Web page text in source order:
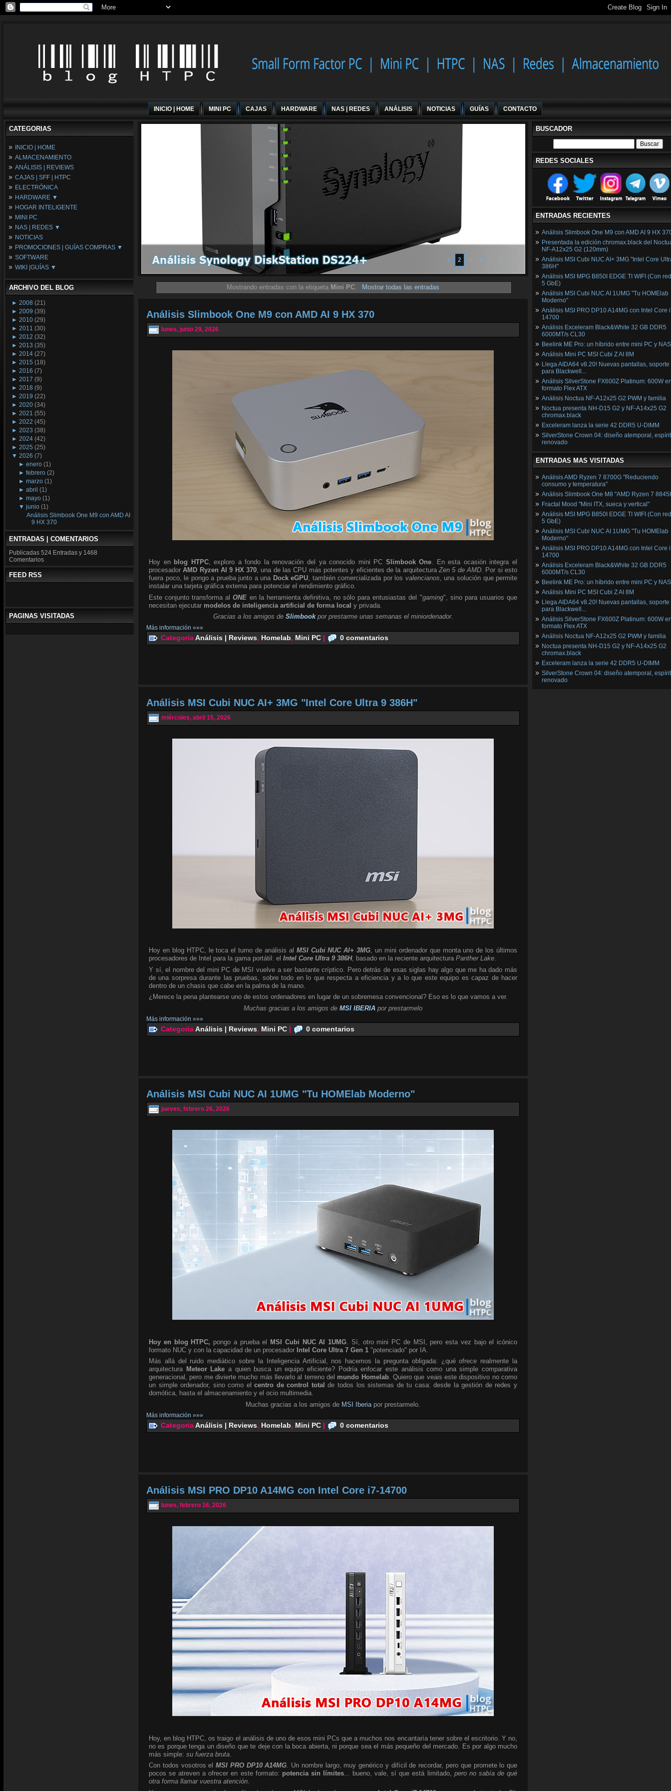
INICIO | HOME MINI PC CAJAS HARDWARE NAS | REDES ANÁLISIS NOTICIAS GUÍAS CONTACTO
CATEGORIAS
INICIO | HOME
ALMACENAMIENTO
ANÁLISIS | REVIEWS
CAJAS | SFF | HTPC
ELECTRÓNICA
HARDWARE ▼
Fuentes de Alimentación
Memória RAM
Placas Base
Procesadores
Periféricos
Refrigeración
Tarjetas Gráficas
HOGAR INTELIGENTE
MINI PC
NAS | REDES ▼
NAS
Espacio Synology
Redes
NOTICIAS
PROMOCIONES | GUÍAS COMPRAS ▼
Configuraciones Ordenadores
Guías de Compras
SOFTWARE
WIKI |GUÍAS ▼
Wikipedia
ARCHIVO DEL BLOG
► 2008 (21)
► 2009 (39)
► 2010 (29)
► 2011 (30)
► 2012 (32)
► 2013 (35)
► 2014 (27)
► 2015 (18)
► 2016 (7)
► 2017 (9)
► 2018 (9)
► 2019 (22)
► 2020 (34)
► 2021 (55)
► 2022 (45)
► 2023 (38)
► 2024 (42)
► 2025 (25)
▼ 2026 (7)
►enero (1)
►febrero (2)
►marzo (1)
►abril (1)
►mayo (1)
▼junio (1)
Análisis Slimbook One M9 con AMD AI
9 HX 370
ENTRADAS | COMENTARIOS
Publicadas 524 Entradas y 1468
Comentarios
FEED RSS
PAGINAS VISITADAS
1 2 3 4 5 6 7 8
Mostrando entradas con la etiqueta Mini PC Mostrar todas las entradas
Análisis Slimbook One M9 con AMD AI 9 HX 370
lunes, junio 29, 2026
Hoy en blog HTPC, exploro a fondo la renovación del ya conocido mini PC Slimbook One. En esta ocasión integra el
procesadorAMD Ryzen AI 9 HX 370, una de las CPU más potentes y eficientes de la arquitecturaZen 5 de AMD. Por si esto
fuera poco, le pongo a prueba junto a una Dock eGPU, también comercializada por los valencianos, una solución que permite
instalar una tarjeta gráfica externa para potenciar el rendimiento gráfico.
Este conjunto transforma alONE en la herramienta definitiva, no sólo para entusiastas del "gaming", sino para usuarios que
necesitan ejecutar modelos de inteligencia artificial de forma local y privada.
Gracias a los amigos de Slimbook por prestarme unas semanas el miniordenador.
Más información »»»
CategoriaAnálisis | Reviews, Homelab, Mini PC | 0 comentarios
Análisis MSI Cubi NUC AI+ 3MG "Intel Core Ultra 9 386H"
miércoles, abril 15, 2026
Hoy en blog HTPC, le toca el turno de análisis al MSI Cubi NUC AI+ 3MG, un mini ordenador que monta uno de los últimos
procesadores de Intel para la gama portátil: el Intel Core Ultra 9 386H, basado en la reciente arquitectura Panther Lake.
Y sí, el nombre del mini PC de MSI vuelve a ser bastante críptico. Pero detrás de esas siglas hay algo que me ha dado más
de una sorpresa durante las pruebas, sobre todo en lo que respecta a eficiencia y a lo que este equipo es capaz de hacer
dentro de un chasis que cabe en la palma de la mano.
¿Merece la pena plantearse uno de estos ordenadores en lugar de un sobremesa convencional? Eso es lo que vamos a ver.
Muchas gracias a los amigos de MSI IBERIA por prestarmelo
Más información »»»
CategoriaAnálisis | Reviews, Mini PC | 0 comentarios
Análisis MSI Cubi NUC AI 1UMG "Tu HOMElab Moderno"
jueves, febrero 26, 2026
Hoy en blog HTPC, pongo a prueba el MSI Cubi NUC AI 1UMG . Sí, otro mini PC de MSI, pero esta vez bajo el icónico
formato NUC y con la capacidad de un procesador Intel Core Ultra 7 Gen 1 "potenciado" por IA.
Más allá del ruido mediático sobre la Inteligencia Artificial, nos hacemos la pregunta obligada: ¿qué ofrece realmente la
arquitectura Meteor Lake a quien busca un equipo eficiente? Podría enfocar este análisis como una simple comparativa
generacional, pero me divierte mucho más llevarlo al terreno del mundo Homelab. Quiero que veais este dispositivo no como
un simple ordenador, sino como elcentro de control total de todos los sistemas de tu casa: desde la gestión de redes y
domótica, hasta el almacenamiento y el ocio multimedia.
Muchas gracias a los amigos de MSI Iberia por prestarmelo.
Más información »»»
CategoriaAnálisis | Reviews, Homelab, Mini PC | 0 comentarios
Análisis MSI PRO DP10 A14MG con Intel Core i7-14700
lunes, febrero 16, 2026
Hoy, en blog HTPC, os traigo el análisis de uno de esos mini PCs que a muchos nos encantaría tener sobre el escritorio. Y no,
no es porque tenga un diseño que te deje con la boca abierta, ni porque sea el más pequeño del mercado. Es por algo mucho
más simple: su fuerza bruta
Con todos vosotros elMSI PRO DP10 A14MG. Un nombre largo, muy genérico y difícil de recordar, pero que promete lo que
pocos se atreven a ofrecer en este formato: potencia sin límites... bueno, vale, sí que está limitado, pero no sabía de qué
otra forma llamar vuestra atención.
BUSCADOR
REDES SOCIALES
ENTRADAS RECIENTES
Análisis Slimbook One M9 con AMD AI 9 HX
Presentada la edición chromax.black del
NF‑A12x25 G2 (120mm)
Análisis MSI Cubi NUC AI+ 3MG "Intel Core
386H"
Análisis MSI MPG B850I EDGE TI WIFI (Con
5 GbE)
Análisis MSI Cubi NUC AI 1UMG "Tu HOMElab
Moderno"
Análisis MSI PRO DP10 A14MG con Intel Core
14700
Análisis Exceleram Black&White 32 GB DDR5
6000MT/s CL30
Beelink ME Pro: un híbrido entre mini PC y NAS
Análisis Mini PC MSI Cubi Z AI 8M
Llega AIDA64 v8.20! Nuevas pantallas, soporte
para Blackwell...
Análisis SilverStone FX600Z Platinum: 600W
formato Flex ATX
Análisis Noctua NF-A12x25 G2 PWM y familia
Noctua presenta NH-D15 G2 y NF-A14x25 G2
chromax.black
Exceleram lanza la serie 42 DDR5 U-DIMM
SilverStone Crown 04: diseño atemporal,
renovado
ENTRADAS MAS VISITADAS
Análisis AMD Ryzen 7 8700G "Reduciendo
consumo y temperatura"
Análisis Slimbook One M8 "AMD Ryzen 7
Fractal Mood "Mini ITX, sueca y vertical"
Análisis MSI MPG B850I EDGE TI WIFI (Con
5 GbE)
Análisis MSI Cubi NUC AI 1UMG "Tu HOMElab
Moderno"
Análisis MSI PRO DP10 A14MG con Intel Core
14700
Análisis Exceleram Black&White 32 GB DDR5
6000MT/s CL30
Beelink ME Pro: un híbrido entre mini PC y NAS
Análisis Mini PC MSI Cubi Z AI 8M
Llega AIDA64 v8.20! Nuevas pantallas, soporte
para Blackwell...
Análisis SilverStone FX600Z Platinum: 600W
formato Flex ATX
Análisis Noctua NF-A12x25 G2 PWM y familia
Noctua presenta NH-D15 G2 y NF-A14x25 G2
chromax.black
Exceleram lanza la serie 42 DDR5 U-DIMM
SilverStone Crown 04: diseño atemporal,
renovado